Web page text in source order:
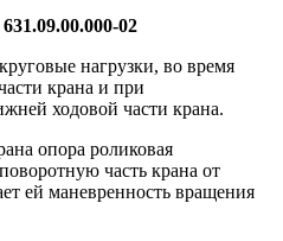
02
нагрузки, во время
крана и при
ходовой части крана.
опора роликовая
часть крана от
ей маневренность вращения